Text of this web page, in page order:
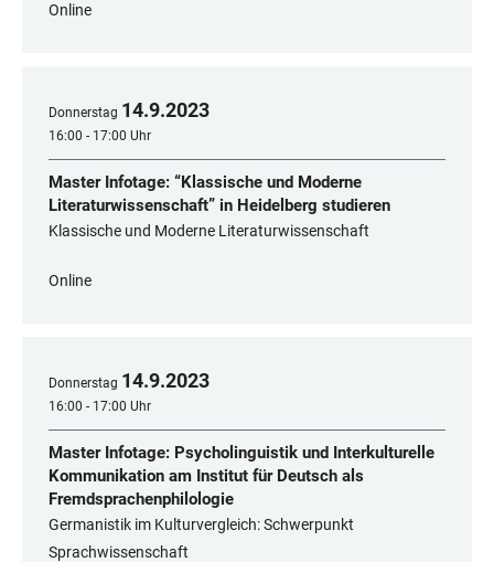
Online
Donnerstag 14.9.2023
16:00 - 17:00 Uhr
Master Infotage: “Klassische und Moderne
Literaturwissenschaft” in Heidelberg studieren
Klassische und Moderne Literaturwissenschaft
Online
Donnerstag 14.9.2023
16:00 - 17:00 Uhr
Master Infotage: Psycholinguistik und Interkulturelle
Kommunikation am Institut für Deutsch als
Fremdsprachenphilologie
Germanistik im Kulturvergleich: Schwerpunkt
Sprachwissenschaft